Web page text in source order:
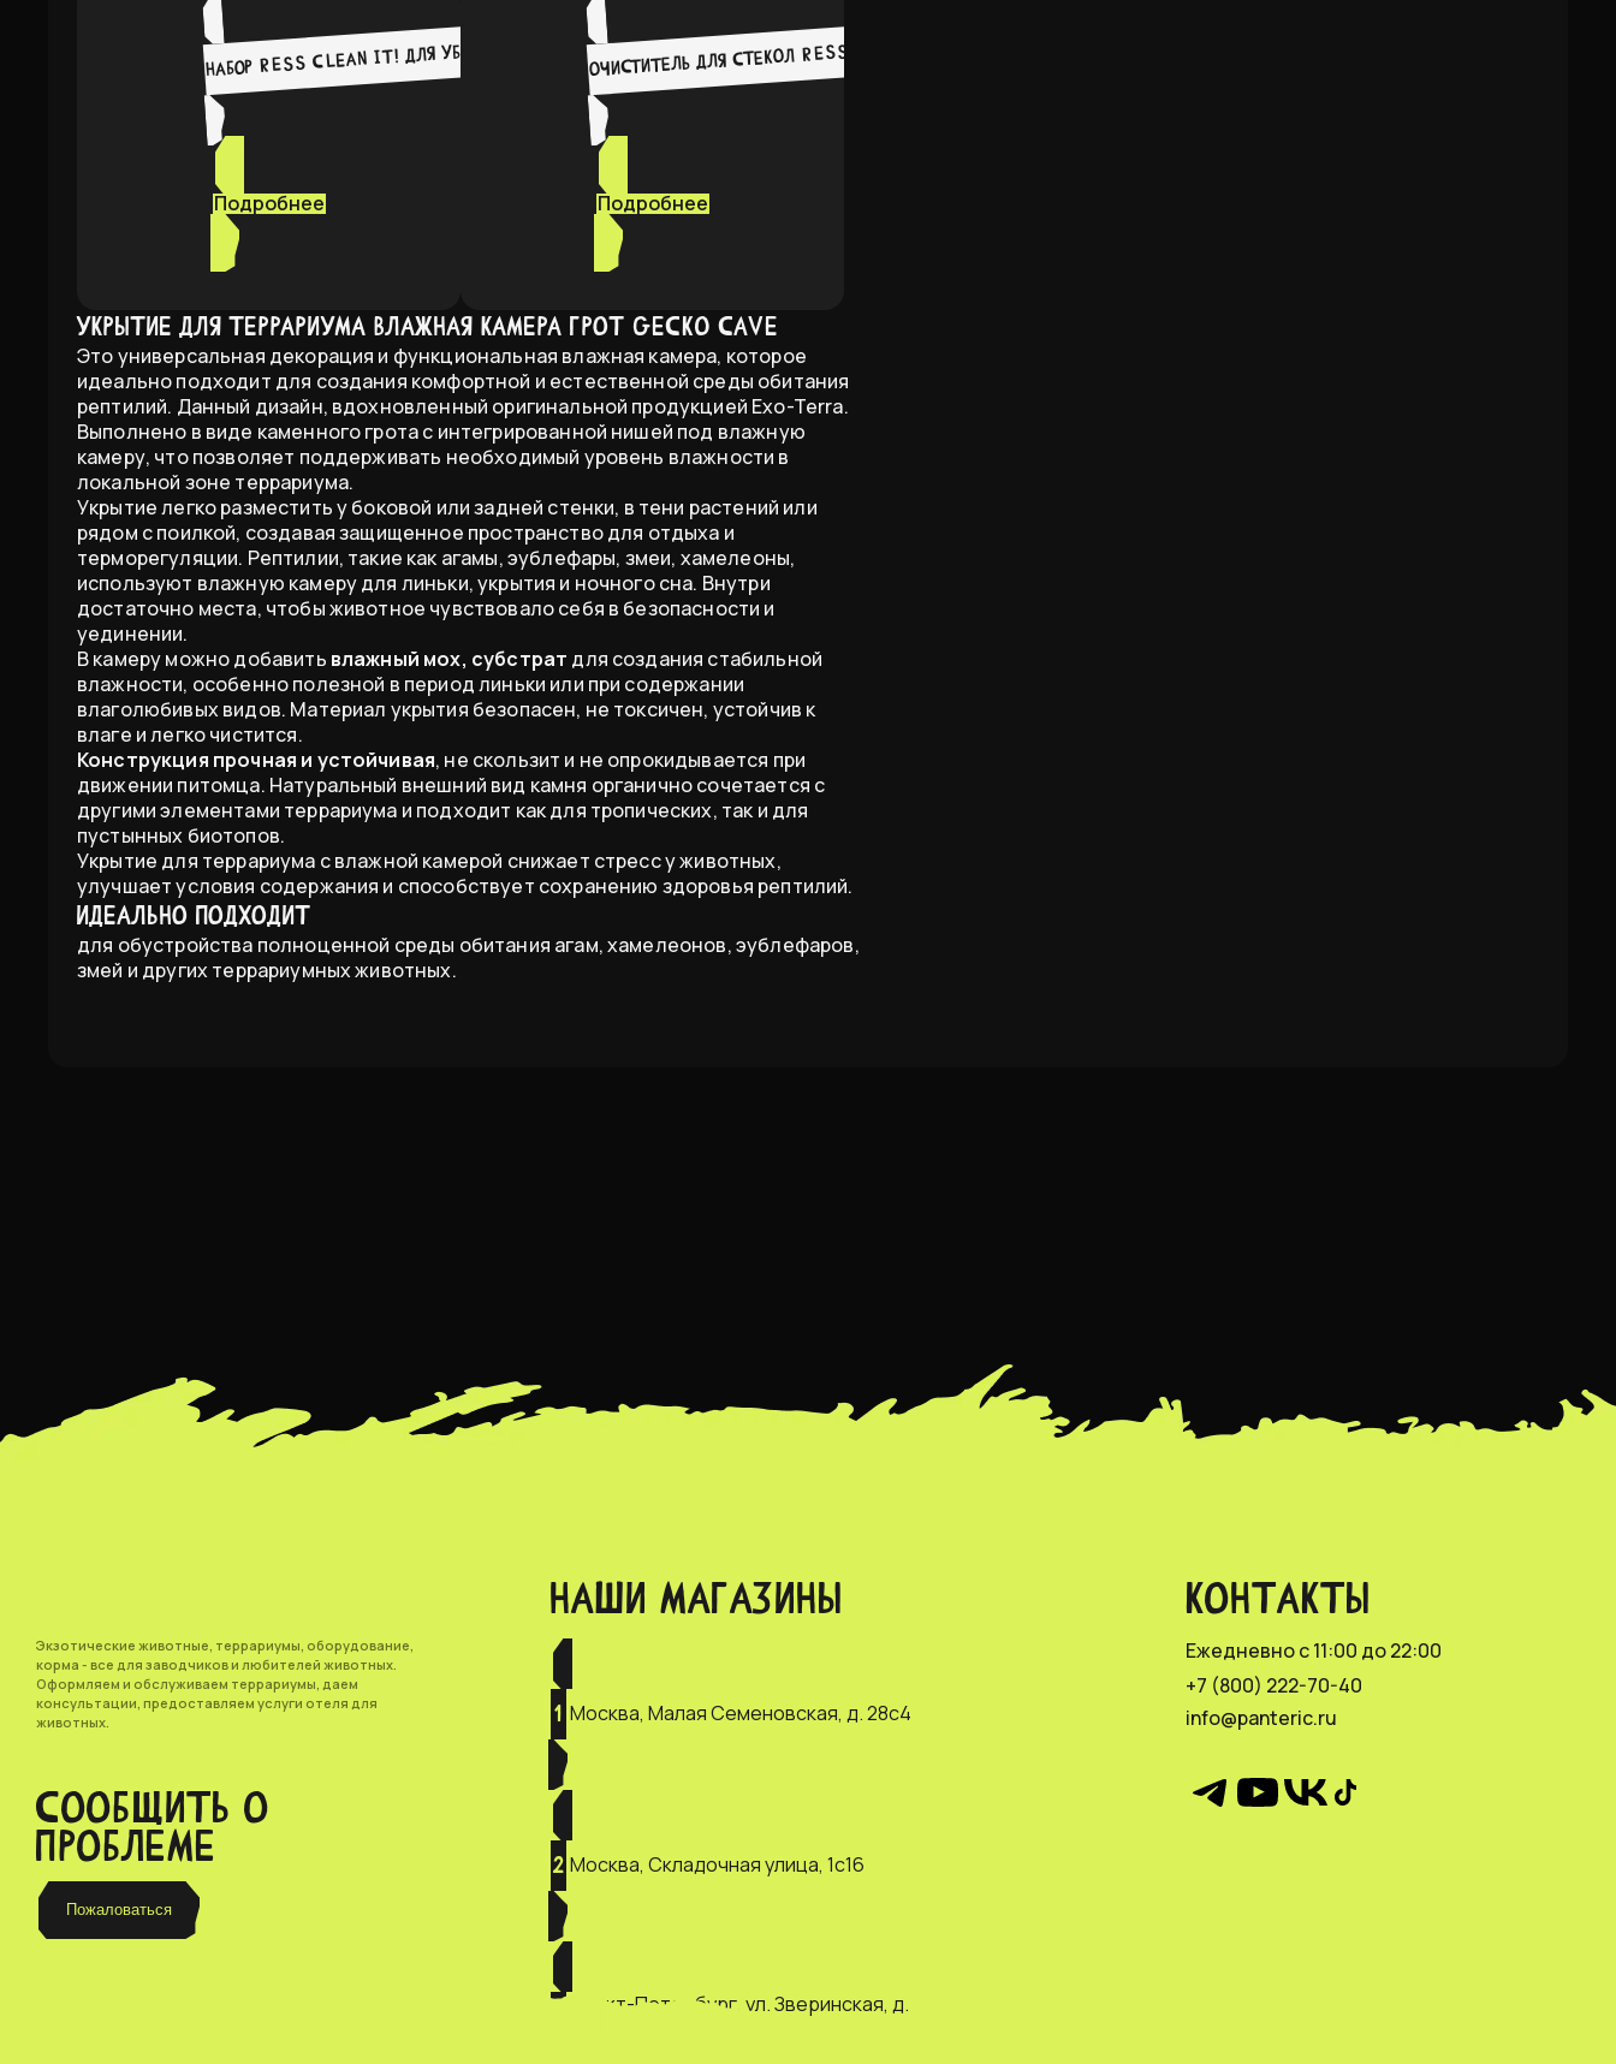
Набор RESS Clean It! для уборки в террариуме
Подробнее
Очиститель для стекол RESS Clear Oasis, пустыня
Подробнее
Укрытие для террариума влажная камера Грот Gecko cave
Это универсальная декорация и функциональная влажная камера, которое
идеально подходит для создания комфортной и естественной среды обитания
рептилий. Данный дизайн, вдохновленный оригинальной продукцией Exo-Terra.
Выполнено в виде каменного грота с интегрированной нишей под влажную
камеру, что позволяет поддерживать необходимый уровень влажности в
локальной зоне террариума.
Укрытие легко разместить у боковой или задней стенки, в тени растений или
рядом с поилкой, создавая защищенное пространство для отдыха и
терморегуляции. Рептилии, такие как агамы, эублефары, змеи, хамелеоны,
используют влажную камеру для линьки, укрытия и ночного сна. Внутри
достаточно места, чтобы животное чувствовало себя в безопасности и
уединении.
В камеру можно добавить влажный мох, субстрат для создания стабильной
влажности, особенно полезной в период линьки или при содержании
влаголюбивых видов. Материал укрытия безопасен, не токсичен, устойчив к
влаге и легко чистится.
Конструкция прочная и устойчивая, не скользит и не опрокидывается при
движении питомца. Натуральный внешний вид камня органично сочетается с
другими элементами террариума и подходит как для тропических, так и для
пустынных биотопов.
Укрытие для террариума с влажной камерой снижает стресс у животных,
улучшает условия содержания и способствует сохранению здоровья рептилий.
Идеально подходит
для обустройства полноценной среды обитания агам, хамелеонов, эублефаров,
змей и других террариумных животных.
Экзотические животные, террариумы, оборудование,
корма - все для заводчиков и любителей животных.
Оформляем и обслуживаем террариумы, даем
консультации, предоставляем услуги отеля для
животных.
СООБЩИТЬ О
ПРОБЛЕМЕ
Пожаловаться
НАШИ МАГАЗИНЫ
1 Москва, Малая Семеновская, д. 28с4
2 Москва, Складочная улица, 1с16
Санкт-Петербург, ул. Зверинская, д.
КОНТАКТЫ
Ежедневно с 11:00 до 22:00
+7 (800) 222-70-40
info@panteric.ru